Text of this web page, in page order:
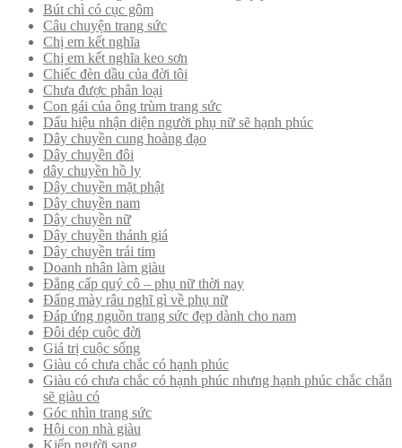
Bút chì có cục gôm
Câu chuyện trang sức
Chị em kết nghĩa
Chị em kết nghĩa keo sơn
Chiếc đèn dầu của đời tôi
Chưa được phân loại
Con gái của ông trùm trang sức
Dấu hiệu nhận diện người phụ nữ sẽ hạnh phúc
Dây chuyền cung hoàng đạo
Dây chuyền đôi
dây chuyền hồ ly
Dây chuyền mặt phật
Dây chuyền nam
Dây chuyền nữ
Dây chuyền thánh giá
Dây chuyền trái tim
Doanh nhân làm giàu
Đẳng cấp quý cô – phụ nữ thời nay
Đấng mày râu nghĩ gì về phụ nữ
Đáp ứng nguồn trang sức đẹp dành cho nam
Đôi dép cuộc đời
Giá trị cuộc sống
Giàu có chưa chắc có hạnh phúc
Giàu có chưa chắc có hạnh phúc nhưng hạnh phúc chắc chắn
sẽ giàu có
Góc nhìn trang sức
Hội con nhà giàu